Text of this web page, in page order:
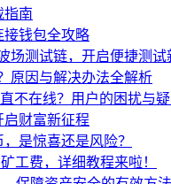
指南
接钱包全攻略
场测试链，开启便捷测试
原因与解决办法全解析
不在线？用户的困扰与疑
启财富新征程
是惊喜还是风险？
工费，详细教程来啦！